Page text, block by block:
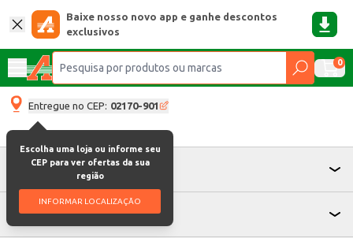
Baixe nosso novo app e ganhe descontos
exclusivos
0
Entregue no CEP: 02170-901
Escolha uma loja ou informe seu
CEP para ver ofertas da sua
região
INFORMAR LOCALIZAÇÃO
Atendimento
Institucional